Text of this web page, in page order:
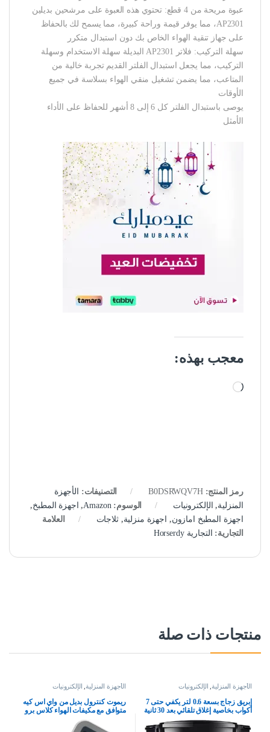
عبوة مريحة من 4 قطع: تحتوي هذه العبوة على مرشحين بديلين
AP2301، مما يوفر قيمة وراحة كبيرة، مما يسمح لك بالحفاظ
على جهاز تنقية الهواء الخاص بك دون استبدال متكرر
سهلة التركيب: فلاتر AP2301 البديلة سهلة الاستخدام وسهلة
التركيب، مما يجعل استبدال الفلتر القديم تجربة خالية من
المتاعب، مما يضمن تشغيل منقي الهواء بسلاسة في جميع
الأوقات
يوصى باستبدال الفلتر كل 6 إلى 8 أشهر للحفاظ على الأداء
الأمثل
معجب بهذه:
جاري التحميل…
رمز المنتج:B0DSRWQV7H التصنيفات:
الأجهزة
المنزلية, الإلكترونيات الوسوم:Amazon
, اجهزة المطبخ,
اجهزة المطبخ امازون, اجهزة منزلية,ثلاجات
العلامة
التجارية: التجارية Horserdy
منتجات ذات صلة
الأجهزة المنزلية, الإلكترونيات
إبريق زجاج بسعة 0.6 لتر يكفي حتى 7
أكواب بخاصية إغلاق تلقائي بعد 30 ثانية
وبدون فلتر من فيليبس، موديل
HD7432/20، أسود
الأجهزة المنزلية, الإلكترونيات
ريموت كنترول بديل من واي اس كيه
متوافق مع مكيفات الهواء كلاس برو